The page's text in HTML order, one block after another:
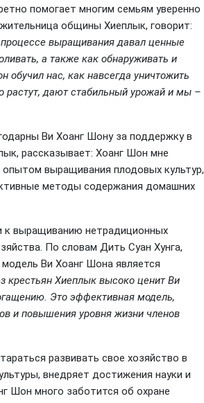
помогает многим семьям уверенно
общины Хиеплык, говорит:
выращивания давал ценные
а также как обнаруживать и
обучил нас, как навсегда уничтожить
растут, дают стабильный урожай и мы –
Ви Хоанг Шону за поддержку в
рассказывает: Хоанг Шон мне
выращивания плодовых культур,
методы содержания домашних
к выращиванию нетрадиционных
По словам Дить Суан Хунга,
Ви Хоанг Шона является
крестьян Хиеплык высоко ценит Ви
Это эффективная модель,
и повышения уровня жизни членов
развивать свое хозяйство в
внедряет достижения науки и
Шон много заботится об охране